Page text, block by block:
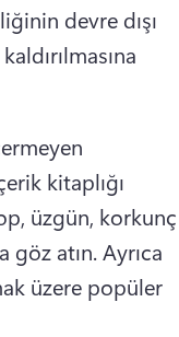
devre dışı
kitaplığı
üzgün, korkunç
göz atın. Ayrıca
üzere popüler